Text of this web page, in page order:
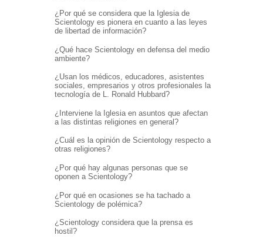
¿Por qué se considera que la Iglesia de
Scientology es pionera en cuanto a las leyes
de libertad de información?
¿Qué hace Scientology en defensa del medio
ambiente?
¿Usan los médicos, educadores, asistentes
sociales, empresarios y otros profesionales la
tecnología de L. Ronald Hubbard?
¿Interviene la Iglesia en asuntos que afectan
a las distintas religiones en general?
¿Cuál es la opinión de Scientology respecto a
otras religiones?
¿Por qué hay algunas personas que se
oponen a Scientology?
¿Por qué en ocasiones se ha tachado a
Scientology de polémica?
¿Scientology considera que la prensa es
hostil?